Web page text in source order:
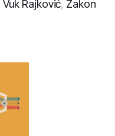
Vuk Rajković, Zakon